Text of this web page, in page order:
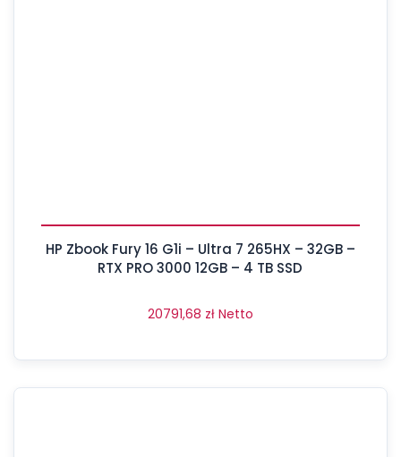
HP Zbook Fury 16 G1i – Ultra 7 265HX – 32GB –
RTX PRO 3000 12GB – 4 TB SSD
20791,68 zł Netto